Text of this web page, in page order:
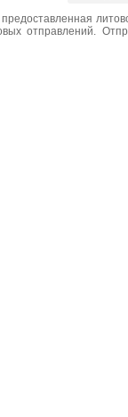
отправлений.